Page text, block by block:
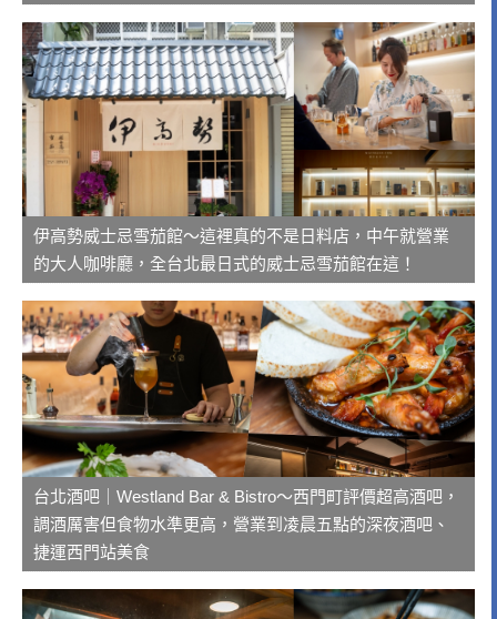
伊高勢威士忌雪茄館～這裡真的不是日料店，中午就營業
的大人咖啡廳，全台北最日式的威士忌雪茄館在這！
台北酒吧｜Westland Bar & Bistro～西門町評價超高酒吧，
調酒厲害但食物水準更高，營業到凌晨五點的深夜酒吧、
捷運西門站美食